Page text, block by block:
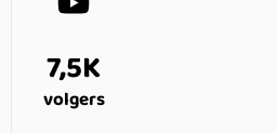
7,5K
volgers